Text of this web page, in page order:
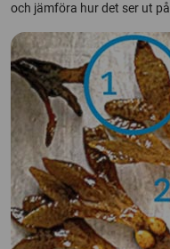
och jämföra hur det ser ut